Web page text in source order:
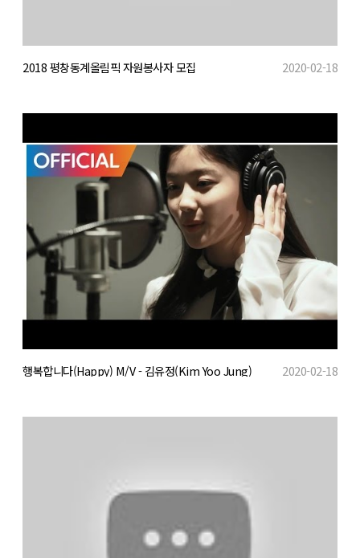
2018 평창동계올림픽 자원봉사자 모집 2020-02-18
행복합니다(Happy) M/V - 김유정(Kim Yoo Jung) 2020-02-18